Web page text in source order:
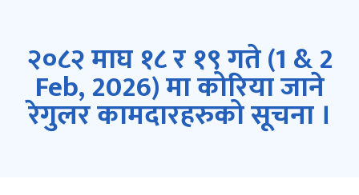
२०८२ माघ १८ र १९ गते (1 & 2
Feb, 2026) मा कोरिया जाने
रेगुलर कामदारहरुको सूचना ।